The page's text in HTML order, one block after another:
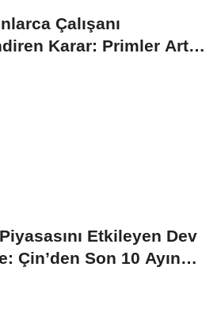
Çalışanı
Karar: Primler Artık
Etkileyen Dev
Çin’den Son 10 Ayın